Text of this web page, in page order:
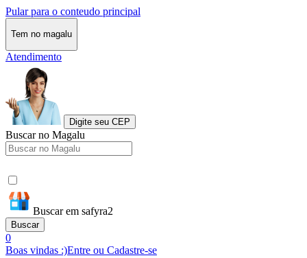
Pular para o conteudo principal
Tem no magalu
Atendimento
Digite seu CEP
Buscar no Magalu
Buscar em safyra2
Buscar
0
Boas vindas :)Entre ou Cadastre-se